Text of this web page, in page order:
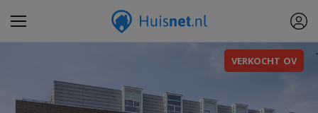
VERKOCHT OV